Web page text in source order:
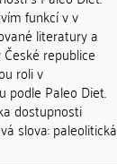
funkcí v v
literatury a
republice
roli v
podle Paleo Diet.
dostupnosti
slova: paleolitická